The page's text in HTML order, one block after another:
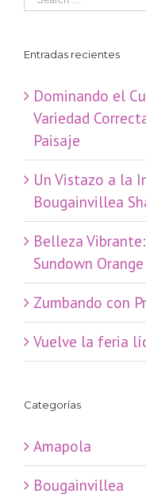
Entradas recientes
Dominando el
Variedad
Paisaje
​Un Vistazo a la
Bougainvillea
Belleza
Sundown Orange
Zumbando con
Vuelve la feria
Categorías
Amapola
Bougainvillea